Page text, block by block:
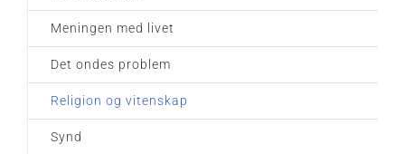
Meningen med livet
Det ondes problem
Religion og vitenskap
Synd